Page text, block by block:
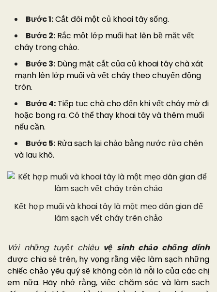
Bước 1:Cắt đôi một củ khoai tây sống.
Bước 2: Rắc một lớp muối hạt lên bề mặt vết
cháy trong chảo.
Bước 3: Dùng mặt cắt của củ khoai tây chà xát
mạnh lên lớp muối và vết cháy theo chuyển động
tròn.
Bước 4: Tiếp tục chà cho đến khi vết cháy mờ đi
hoặc bong ra. Có thể thay khoai tây và thêm muối
nếu cần.
Bước 5: Rửa sạch lại chảo bằng nước rửa chén
và lau khô.
Kết hợp muối và khoai tây là một mẹo dân gian để
làm sạch vết cháy trên chảo
Với những tuyệt chiêu vệ sinh chảo chống dính
được chia sẻ trên, hy vọng rằng việc làm sạch những
chiếc chảo yêu quý sẽ không còn là nỗi lo của các chị
em nữa. Hãy nhớ rằng, việc chăm sóc và làm sạch